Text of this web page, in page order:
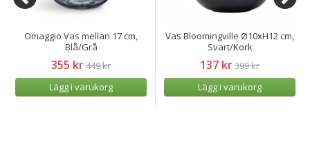
Omaggio Vas mellan 17 cm,
Blå/Grå
355 kr449 kr
Lägg i varukorg
Vas Bloomingville Ø10xH12 cm,
Svart/Kork
137 kr399 kr
Lägg i varukorg